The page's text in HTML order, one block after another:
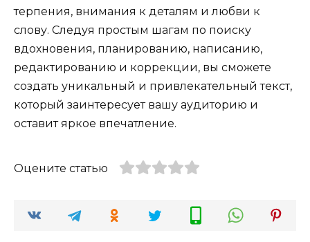
терпения, внимания к деталям и любви к
слову. Следуя простым шагам по поиску
вдохновения, планированию, написанию,
редактированию и коррекции, вы сможете
создать уникальный и привлекательный текст,
который заинтересует вашу аудиторию и
оставит яркое впечатление.
Оцените статью